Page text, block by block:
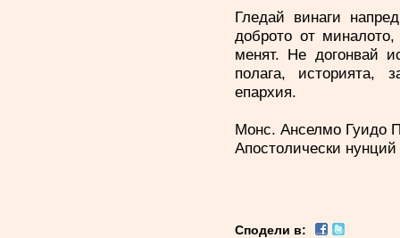
Гледай винаги
доброто от
менят. Не догонвай
полага, историята,
епархия.
Монс. Анселмо Гуидо
Апостолически
Сподели в: